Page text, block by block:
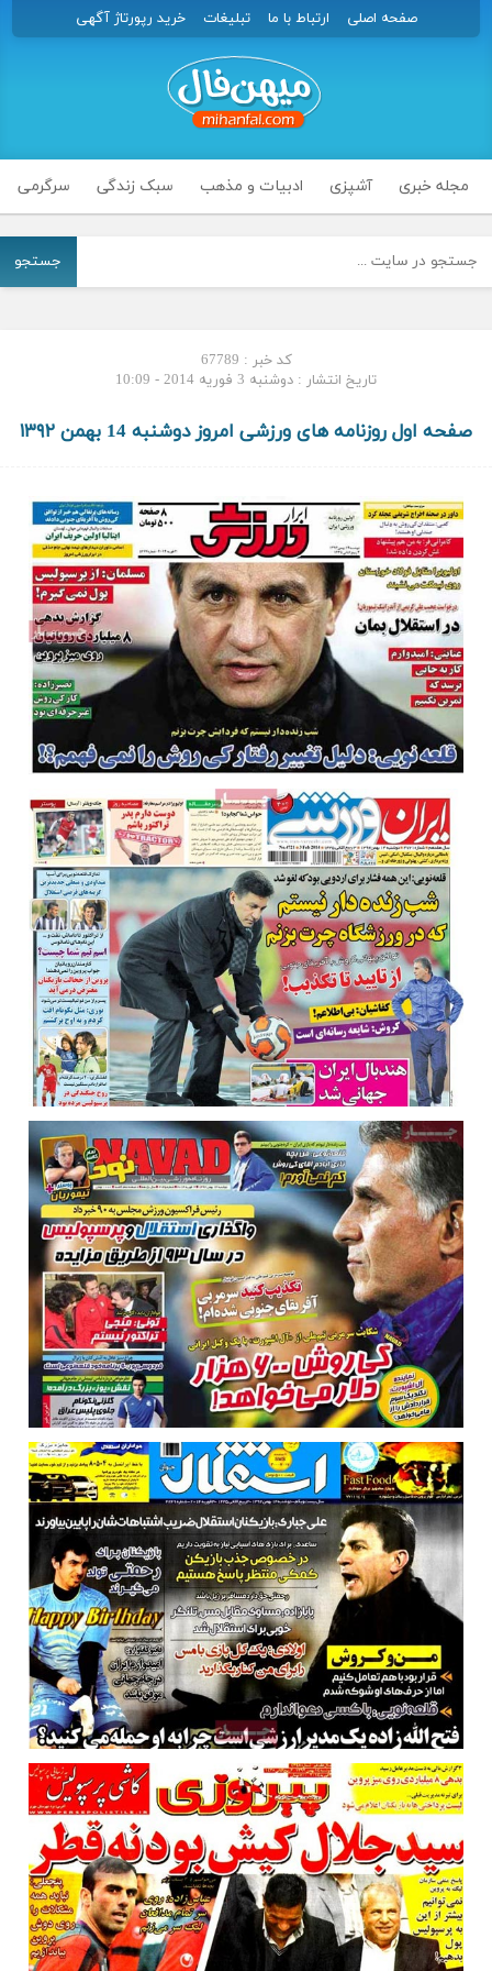
صفحه اصلی ارتباط با ما تبلیغات خرید رپورتاژ آگهی
مجله خبری آشپزی ادبیات و مذهب سبک زندگی سرگرمی
جستجو
کد خبر : 67789
تاریخ انتشار : دوشنبه 3 فوریه 2014 - 10:09
صفحه اول روزنامه های ورزشی امروز دوشنبه 14 بهمن ۱۳۹۲